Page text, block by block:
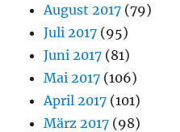
August 2017 (79)
Juli 2017 (95)
Juni 2017 (81)
Mai 2017 (106)
April 2017 (101)
März 2017 (98)